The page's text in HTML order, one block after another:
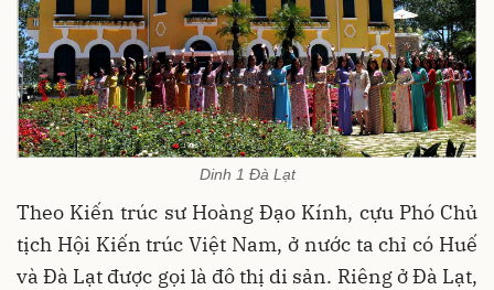
Dinh 1 Đà Lạt
Theo Kiến trúc sư Hoàng Đạo Kính, cựu Phó Chủ
tịch Hội Kiến trúc Việt Nam, ở nước ta chỉ có Huế
và Đà Lạt được gọi là đô thị di sản. Riêng ở Đà Lạt,